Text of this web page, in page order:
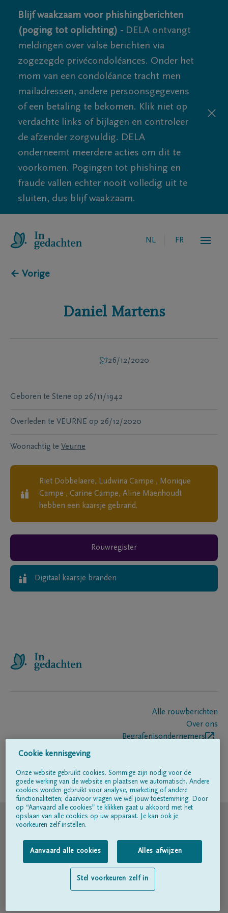
Blijf waakzaam voor phishingberichten
(poging tot oplichting) - DELA ontvangt
meldingen over valse berichten via
zogezegde privécondoléances. Onder het
mom van een condoléance tracht men
mailadressen, andere persoonsgegevens
of een betaling te bekomen. Klik niet op
verdachte links of bijlagen en controleer
de afzender zorgvuldig. DELA
onderneemt meerdere acties om dit te
voorkomen. Pogingen tot phishing en
fraude vallen echter nooit volledig uit te
sluiten, dus blijf waakzaam.
NL FR
← Vorige
Daniel Martens
26/12/2020
Geboren te Stene op 26/11/1942
Overleden te VEURNE op 26/12/2020
Woonachtig te Veurne
Riet Dobbelaere, Ludwina Campe , Monique
Campe , Carine Campe, Aline Maenhoudt
hebben een kaarsje gebrand.
Rouwregister
Digitaal kaarsje branden
Alle rouwberichten
Over ons
Begrafenisondernemers
Volg ons op
© DELA
Gebruiksvoorwaarden
Privacyverklaring
Toegankelijkheidsverklaring
Cookie kennisgeving
Onze website gebruikt cookies. Sommige zijn nodig voor de
goede werking van de website en plaatsen we automatisch. Andere
cookies worden gebruikt voor analyse, marketing of andere
functionaliteiten; daarvoor vragen we wél jouw toestemming. Door
op “Aanvaard alle cookies” te klikken gaat u akkoord met het
opslaan van alle cookies op uw apparaat. Je kan ook je
voorkeuren zelf instellen.
Aanvaard alle cookies Alles afwijzen
Stel voorkeuren zelf in